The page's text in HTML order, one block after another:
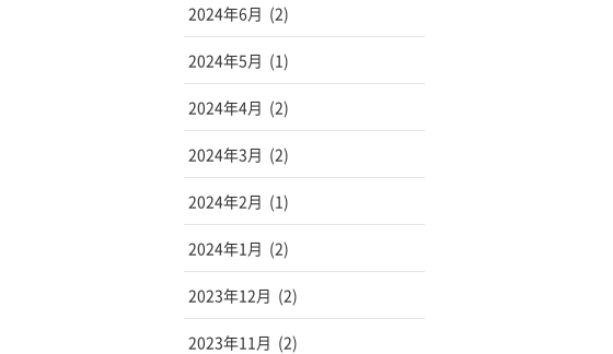
2024年6月 (2)
2024年5月 (1)
2024年4月 (2)
2024年3月 (2)
2024年2月 (1)
2024年1月 (2)
2023年12月 (2)
2023年11月 (2)